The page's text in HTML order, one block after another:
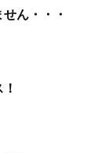
ん・・・